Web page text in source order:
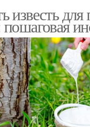
известь
пошаговая